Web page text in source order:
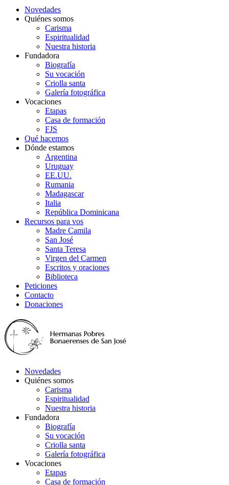
Novedades
Quiénes somos
Carisma
Espiritualidad
Nuestra historia
Fundadora
Biografía
Su vocación
Criolla santa
Galería fotográfica
Vocaciones
Etapas
Casa de formación
FJS
Qué hacemos
Dónde estamos
Argentina
Uruguay
EE.UU.
Rumania
Madagascar
Italia
República Dominicana
Recursos para vos
Madre Camila
San José
Santa Teresa
Virgen del Carmen
Escritos y oraciones
Biblioteca
Peticiones
Contacto
Donaciones
Novedades
Quiénes somos
Carisma
Espiritualidad
Nuestra historia
Fundadora
Biografía
Su vocación
Criolla santa
Galería fotográfica
Vocaciones
Etapas
Casa de formación